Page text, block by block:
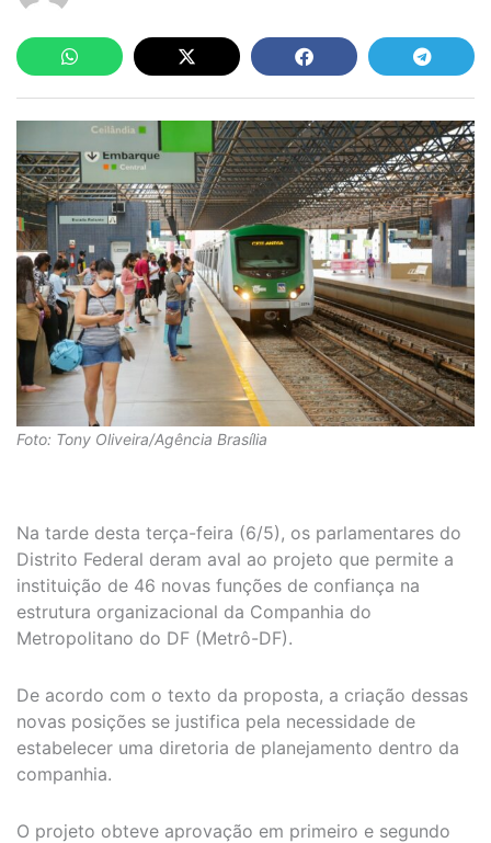
Foto: Tony Oliveira/Agência Brasília
Na tarde desta terça-feira (6/5), os parlamentares do
Distrito Federal deram aval ao projeto que permite a
instituição de 46 novas funções de confiança na
estrutura organizacional da Companhia do
Metropolitano do DF (Metrô-DF).
De acordo com o texto da proposta, a criação dessas
novas posições se justifica pela necessidade de
estabelecer uma diretoria de planejamento dentro da
companhia.
O projeto obteve aprovação em primeiro e segundo